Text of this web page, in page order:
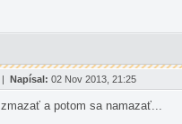
| Napísal: 02 Nov 2013, 21:25
a potom sa namazať...